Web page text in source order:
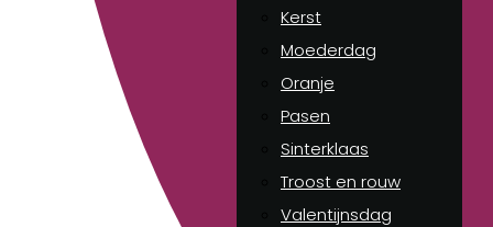
Kerst
Moederdag
Oranje
Pasen
Sinterklaas
Troost en rouw
Valentijnsdag